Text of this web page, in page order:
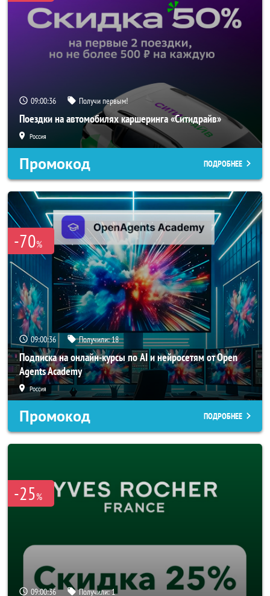
09:00:33 Получи первым!
Поездки на автомобилях каршеринга «Ситидрайв»
Россия
Промокод ПОДРОБНЕЕ
-70%
09:00:33 Получили:18
Подписка на онлайн-курсы по AI и нейросетям от Open
Agents Academy
Россия
Промокод ПОДРОБНЕЕ
-25%
09:00:33 Получили:1